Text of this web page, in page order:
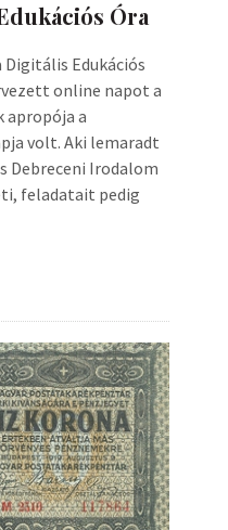
Óra
Digitális Edukációs
online napot a
apropója a
volt. Aki lemaradt
Debreceni Irodalom
feladatait pedig